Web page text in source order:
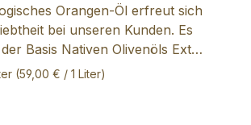
Orangen-Öl erfreut sich
bei unseren Kunden. Es
Basis Nativen Olivenöls Extra
sizilianischen
(59,00 € / 1 Liter)